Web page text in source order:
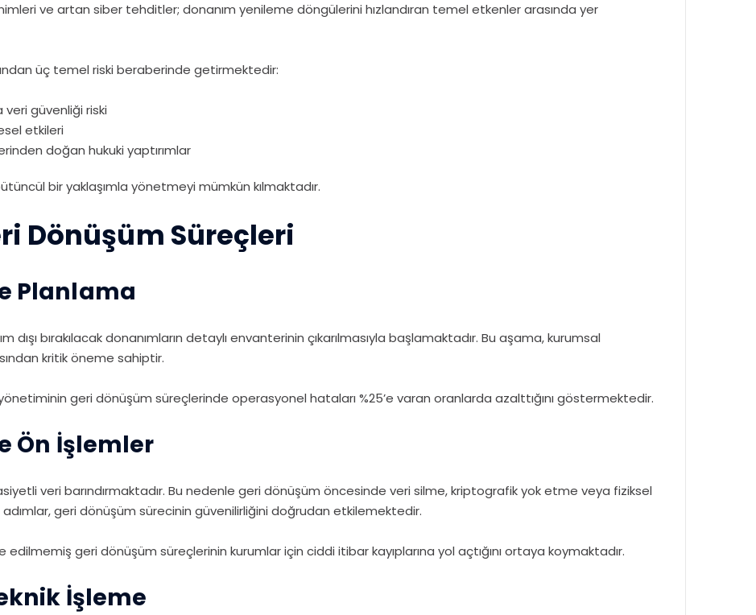
ve artan siber tehditler; donanım yenileme döngülerini hızlandıran temel etkenler arasında yer
üç temel riski beraberinde getirmektedir:
veri güvenliği riski
etkileri
doğan hukuki yaptırımlar
bir yaklaşımla yönetmeyi mümkün kılmaktadır.
Dönüşüm Süreçleri
Planlama
dışı bırakılacak donanımların detaylı envanterinin çıkarılmasıyla başlamaktadır. Bu aşama, kurumsal
kritik öneme sahiptir.
geri dönüşüm süreçlerinde operasyonel hataları %25’e varan oranlarda azalttığını göstermektedir.
Ön İşlemler
veri barındırmaktadır. Bu nedenle geri dönüşüm öncesinde veri silme, kriptografik yok etme veya fiziksel
geri dönüşüm sürecinin güvenilirliğini doğrudan etkilemektedir.
geri dönüşüm süreçlerinin kurumlar için ciddi itibar kayıplarına yol açtığını ortaya koymaktadır.
İşleme